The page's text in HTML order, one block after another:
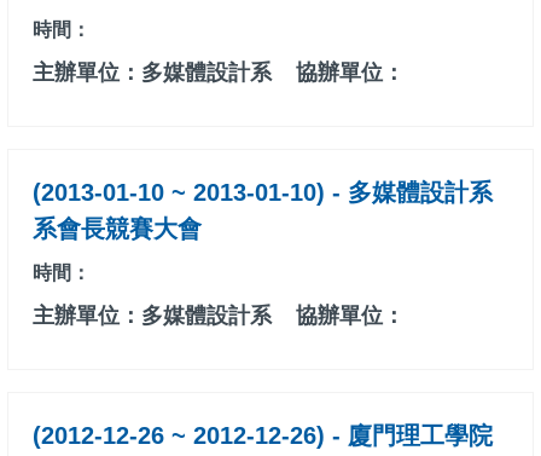
時間：
主辦單位：多媒體設計系 協辦單位：
(2013-01-10 ~ 2013-01-10) - 多媒體設計系
系會長競賽大會
時間：
主辦單位：多媒體設計系 協辦單位：
(2012-12-26 ~ 2012-12-26) - 廈門理工學院